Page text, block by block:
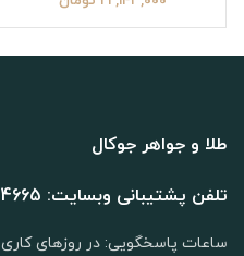
طلا و جواهر جوکال
تلفن پشتیبانی وبسایت: 03136204665 – 09121033914
ساعات پاسخگویی: در روزهای کاری ۸ الی ۱۸